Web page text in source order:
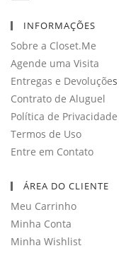
INFORMAÇÕES
Sobre a Closet.Me
Agende uma Visita
Entregas e Devoluções
Contrato de Aluguel
Política de Privacidade
Termos de Uso
Entre em Contato
ÁREA DO CLIENTE
Meu Carrinho
Minha Conta
Minha Wishlist